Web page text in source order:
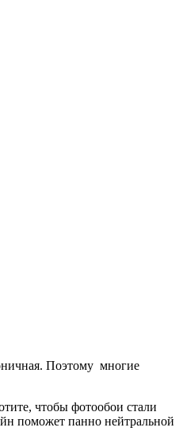
Поэтому многие
чтобы фотообои стали
поможет панно нейтральной